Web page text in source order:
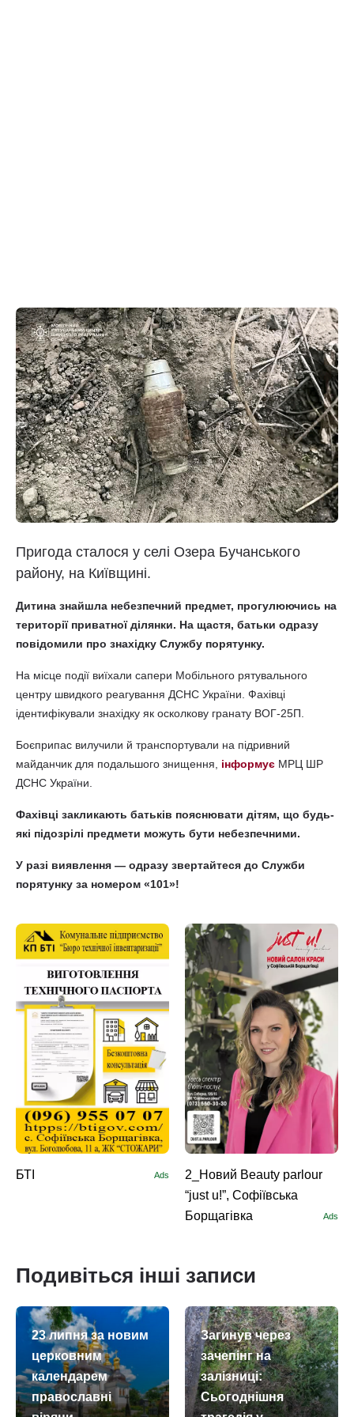
Пригода сталося у селі Озера Бучанського
району, на Київщині.
Дитина знайшла небезпечний предмет, прогулюючись на
території приватної ділянки. На щастя, батьки одразу
повідомили про знахідку Службу порятунку.
На місце події виїхали сапери Мобільного рятувального
центру швидкого реагування ДСНС України. Фахівці
ідентифікували знахідку як осколкову гранату ВОГ-25П.
Боєприпас вилучили й транспортували на підривний
майданчик для подальшого знищення, інформує МРЦ ШР
ДСНС України.
Фахівці закликають батьків пояснювати дітям, що будь-
які підозрілі предмети можуть бути небезпечними.
У разі виявлення — одразу звертайтеся до Служби
порятунку за номером «101»!
БТІ Ads
2_Новий Beauty parlour
“just u!”, Софіївська
Борщагівка
Ads
Подивіться інші записи
23 липня за новим
церковним
календарем
православні
Загинув через
зачепінг на
залізниці:
Сьогоднішня